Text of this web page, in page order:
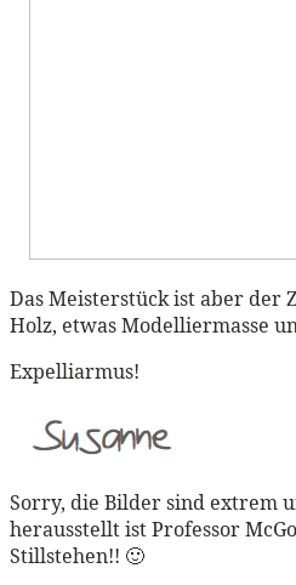
Das Meisterstück ist aber der
Holz, etwas Modelliermasse
Expelliarmus!
Sorry, die Bilder sind extrem
herausstellt ist Professor
Stillstehen!! 🙂